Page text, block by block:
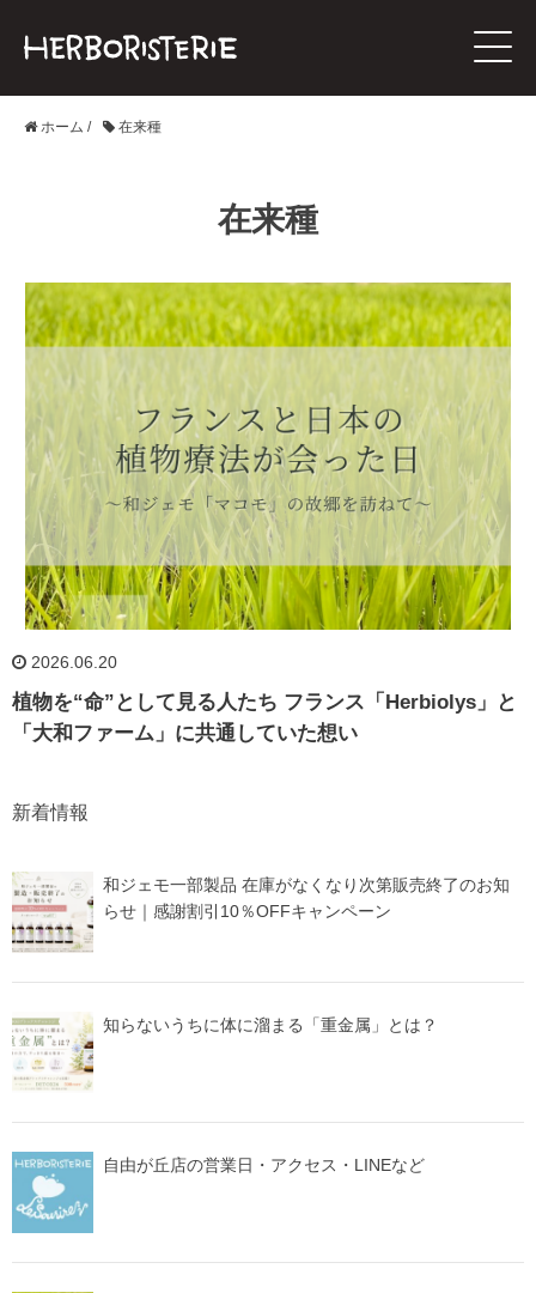
ホーム / 在来種
在来種
2026.06.20
植物を“命”として見る人たち フランス「Herbiolys」と
「大和ファーム」に共通していた想い
新着情報
和ジェモ一部製品 在庫がなくなり次第販売終了のお知
らせ｜感謝割引10％OFFキャンペーン
知らないうちに体に溜まる「重金属」とは？
自由が丘店の営業日・アクセス・LINEなど